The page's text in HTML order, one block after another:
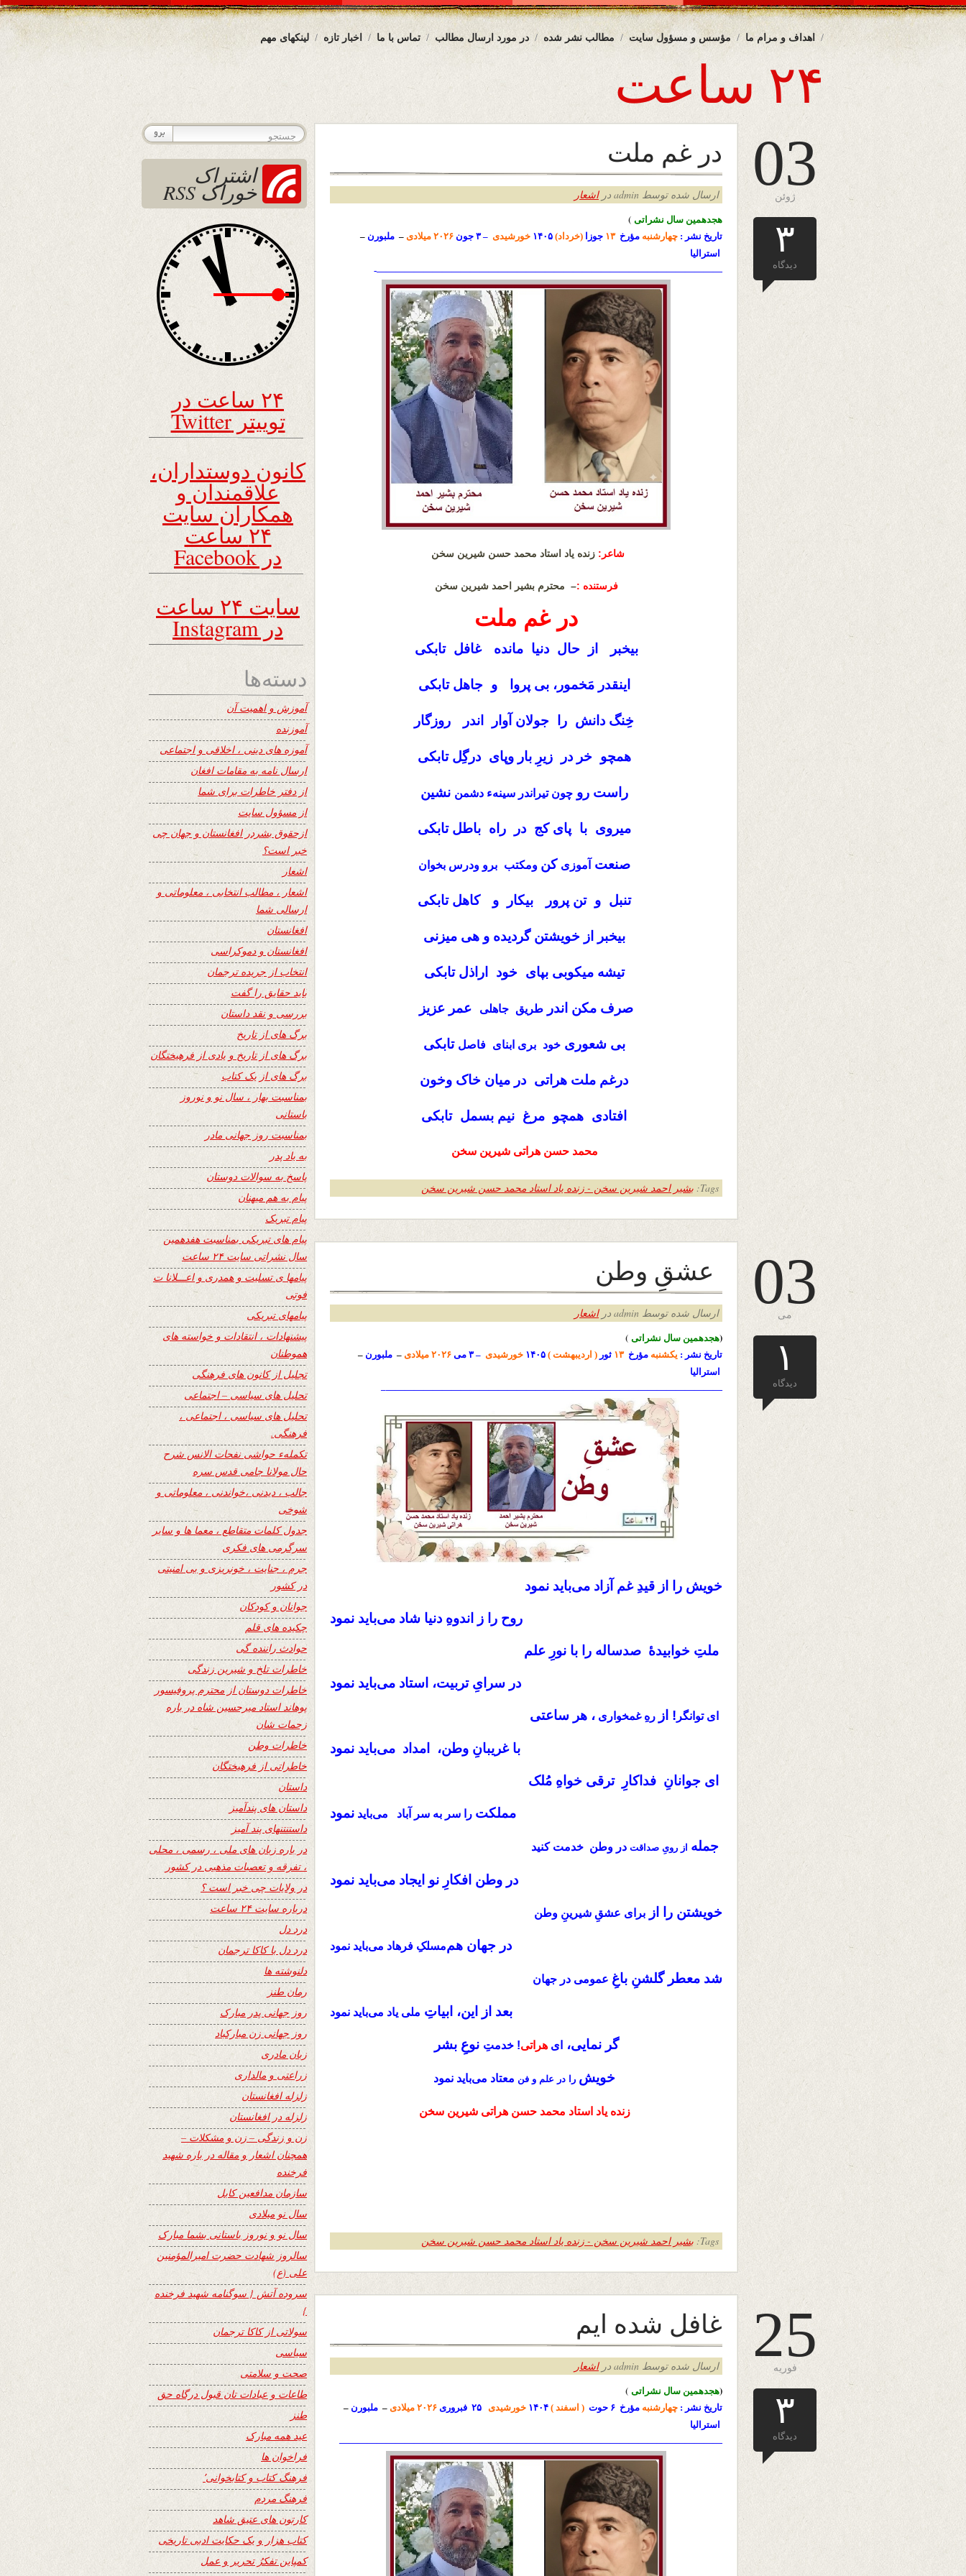
لینکهای مهم اخبار تازه تماس با ما در مورد ارسال مطالب مطالب نشر شده مؤسس و مسؤول سایت اهداف و مرام ما
۲۴ ساعت
03
ژوئن
۳
دیدگاه
در غم ملت
ارسال شده توسط admin در اشعار
هجدهمین سال نشراتی )
تاریخ نشر : چهارشنبه مؤرخ۱۳ جوزا (خرداد) ۱۴۰۵ خورشیدی – ۳ جون – ملبورن –
استرالیا
—————————————————————————————————————-
شاعر: زنده یاد استاد محمد حسن شیرین سخن
فرستنده :– محترم بشیر احمد شیرین سخن
در غم ملت
بیخبر از حال دنیا مانده غافل تابکی
اینقدر مَخمور، بی پروا و جاهل تابکی
خِنگ دانش را جولان آوار اندر روزگار
همچو خر در زیرِ بار وپای درگِل تابکی
راست روچون تیراندر سینهء دشمن نشین
میروی با پای کج در راه باطل تابکی
صنعتآموزی کن ومکتب برو ودرس بخوان
تنبل و تن پرور بیکار و کاهل تابکی
بیخبر از خویشتن گردیده و هی میزنی
تیشه میکوبی بپای خود اراذل تابکی
صرف مکن اندر طریق جاهلی عمر عزیز
بی شعوریخود بری ابنای فاصل تابکی
درغم ملت هراتی در میان خاک وخون
افتادی همچو مرغ نیم بسمل تابکی
محمد حسن هراتی شیرین ‌سخن
Tags: بشیر احمد شیرین سخن - زنده یاد استاد محمد حسن شیرین سخن
03
می
۱
دیدگاه
عشقِ وطن
ارسال شده توسط admin در اشعار
(هجدهمین سال نشراتی )
تاریخ نشر : یکشنبه مؤرخ۱۳ ثور ( اردیبهشت ) ۱۴۰۵ خورشیدی – ۳ می – ملبورن –
استرالیا
————————————————————————————————————–
خویش را از قیدِ غم آزاد می‌باید نمود
روح را ز اندوهِ دنیا شاد می‌باید نمود
ملتِ خوابیدهٔ صدساله را با نورِ علم
در سرایِ تربیت، استاد می‌باید نمود
ای توانگر ! از رهِ غمخواری ، هر ساعتی
با غریبانِ وطن، امداد می‌باید نمود
ای جوانانِ فداکارِ ترقی‌ خواهِ مُلک
مملکت را سر به سر آباد می‌باید نمود
جمله از رویِ صداقت در وطن خدمت کنید
در وطن افکارِ نو ایجاد می‌باید نمود
خویشتن را از برای عشقِ شیرینِ وطن
در جهان هم‌مسلکِ فرهاد می‌باید نمود
شد معطر گلشنِ باغِ عمومی در جهان
بعد از این، ابیاتِ ملی یاد می‌باید نمود
گر نمایی، ایهراتی! خدمتِ نوعِ بشر
خویش را در علم و فن معتاد می‌باید نمود
زنده یاد استاد محمد حسن هراتی شیرین سخن
Tags: بشیر احمد شیرین سخن - زنده یاد استاد محمد حسن شیرین سخن
25
فوریه
۳
دیدگاه
غافل شده ایم
ارسال شده توسط admin در اشعار
(هجدهمین سال نشراتی )
تاریخ نشر : چهارشنبه مؤرخ ۶ حوت ( اسفند ) ۱۴۰۴ خورشیدی فبروری – ملبورن –
استرالیا
—————————————————————————————————————————
اشتراک
خوراک RSS
۲۴ ساعت در
توییتر Twitter
کانون دوستداران،
علاقمندان و
همکاران سایت
۲۴ ساعت
در Facebook
سایت ۲۴ ساعت
در Instagram
دسته‌ها
آموزش و اهمیت آن
آموزنده
آموزه های دینی ، اخلاقی و اجتماعی
ارسال نامه به مقامات افغان
از دفتر خاطرات برای شما
از مسؤول سایت
ازحقوق بشردر افغانستان و جهان چی
خبر است؟
اشعار
اشعار ، مطالب انتخابی ، معلوماتی و
ارسالی شما
افغانستان
افغانستان و دموکراسی
انتخاب از جریده ترجمان
باید حقایق را گفت
بررسی و نقد داستان
برگ های از تاریخ
برگ های از تاریخ و یادی از فرهیختگان
برگ های از یک کتاب
بمناسبت بهار ، سال نو و نوروز
باستانی
بمناسبت روز جهانی مادر
به یاد پدر
پاسخ به سوالات دوستان
پیام به هم میهنان
پیام تبریک
پیام های تبریکی بمناسبت هفدهمین
سال نشراتی سایت ۲۴ ساعت
پیامها ی تسلیت و همدری و اعـــلانا ت
فوتی
پیامهای تبریکی
پیشنهادات ، انتقادات و خواسته های
هموطنان
تجلیل از کانون های فرهنگی
تحلیل های سیاسی – اجتماعی
تحلیل های سیاسی ، اجتماعی ،
فرهنگی.
تکملهء حواشی نفحات الانس شرح
حال مولانا جامی قدس سره
جالب ، دیدنی ،خواندنی ، معلوماتی و
شوخی
جدول کلمات متقاطع ، معما ها و سایر
سرگرمی های فکری
جرم ، جنایت ، خونریزی و بی امنیتی
در کشور
جوانان و کودکان
چکیده های قلم
حوادث راننده گی
خاطرات تلخ و شیرین زندگی
خاطرات دوستان از محترم پروفیسور
پوهاند استاد میرحسین شاه در باره
زحمات شان
خاطرات وطن
خاطراتی از فرهیختگان
داستان
داستان های پندآمیز
داستنتنهای پند آمیز
در باره زبان های ملی ، رسمی ، محلی
، تفرقه و تعصبات مذهبی در کشور
در ولایات چی خبر است ؟
درباره سایت ۲۴ ساعت
درد دل
درد دل با کاکا ترجمان
دلنوشته ها
رمان طنز
روز جهانی پدر مبارک
روز جهانی زن مبارکباد
زبان مادری
زراعتی و مالداری
زلزله افغانستان
زلزله در افغانستان
زن و زندگی – زن و مشکلات –
همچنان اشعار و مقاله در باره شهید
فرخنده
سازمان مدافعین کابل
سال نو میلادی
سال نو و نوروز باستانی بشما مبارک
سالروز شهادت حضرت امیرالمؤمنین
علی (ع)
سروده آتش { سوگنامه شهید فرخنده
}
سولاتی از کاکا ترجمان
سیاسی
صحت و سلامتی
طاعات و عبادات تان قبول درگاه حق
طنز
عید همه مبارک
فراخوان ها
فرهنگ کتاب و کتابخوانی٬
فرهنگ مردم
کارتون های عتیق شاهد
کتاب هزار و یک حکایت ادبی تاریخی
کمپاین تفکرُ تحریر و عمل